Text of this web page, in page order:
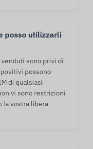
posso utilizzarli
sono privi di
possono
di qualsiasi
vi sono restrizioni
la vostra libera